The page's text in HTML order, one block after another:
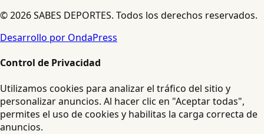
© 2026 SABES DEPORTES. Todos los derechos reservados.
Desarrollo por OndaPress
Control de Privacidad
Utilizamos cookies para analizar el tráfico del sitio y
personalizar anuncios. Al hacer clic en "Aceptar todas",
permites el uso de cookies y habilitas la carga correcta de
anuncios.